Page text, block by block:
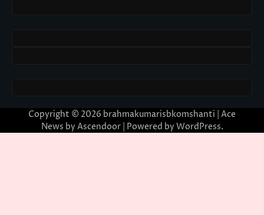
Copyright © 2026 brahmakumarisbkomshanti | Ace
News by Ascendoor| Powered by WordPress.